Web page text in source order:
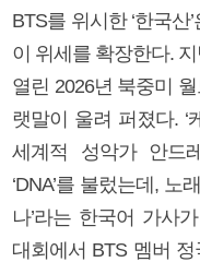
BTS를 위시한 ‘한국
이 위세를 확장한다.
열린 2026년 북중미
랫말이 울려 퍼졌다. ‘
세계적 성악가 안드
‘DNA’를 불렀는데, 노
나’라는 한국어 가사
대회에서 BTS 멤버